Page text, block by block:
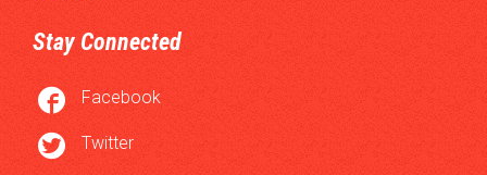
Stay Connected
 Facebook
 Twitter